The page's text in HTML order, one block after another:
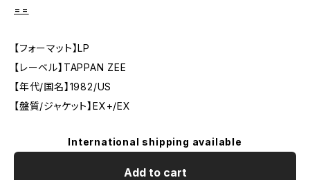
==
【フォーマット】LP
【レーベル】TAPPAN ZEE
【年代/国名】1982/US
【盤質/ジャケット】EX+/EX
International shipping available
Add to cart